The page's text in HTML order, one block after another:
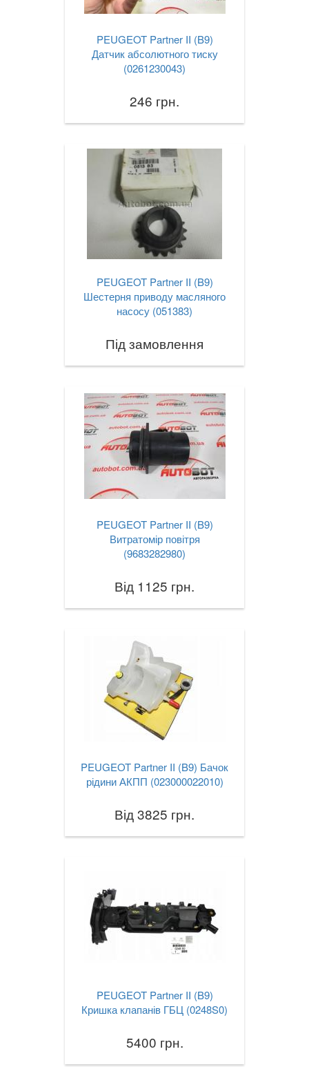
В наявності!
PEUGEOT Partner II (B9)
Датчик абсолютного тиску
(0261230043)
246 грн.
PEUGEOT Partner II (B9)
Шестерня приводу масляного
насосу (051383)
Під замовлення
PEUGEOT Partner II (B9)
Витратомір повітря
(9683282980)
Від 1125 грн.
PEUGEOT Partner II (B9) Бачок
рідини АКПП (023000022010)
Від 3825 грн.
PEUGEOT Partner II (B9)
Кришка клапанів ГБЦ (0248S0)
5400 грн.